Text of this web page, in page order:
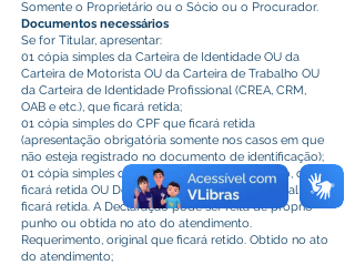
Somente o Proprietário ou o Sócio ou o Procurador.
Documentos necessários
Se for Titular, apresentar:
01 cópia simples da Carteira de Identidade OU da
Carteira de Motorista OU da Carteira de Trabalho OU
da Carteira de Identidade Profissional (CREA, CRM,
OAB e etc.), que ficará retida;
01 cópia simples do CPF que ficará retida
(apresentação obrigatória somente nos casos em que
não esteja registrado no documento de identificação);
01 cópia simples do Comprovante de Endereço, que
ficará retida OU Declaração de Endereço, original que
ficará retida. A Declaração pode ser feita de próprio
punho ou obtida no ato do atendimento.
Requerimento, original que ficará retido. Obtido no ato
do atendimento;